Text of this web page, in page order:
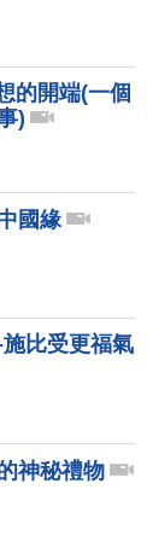
的開端(一個
)
國緣
施比受更福氣
神秘禮物